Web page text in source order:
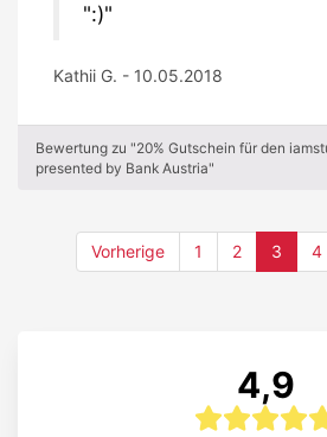
:)
Kathii G. - 10.05.2018
Bewertung zu "20% Gutschein für den
presented by Bank Austria"
Vorherige 1 2 3 4
4,9